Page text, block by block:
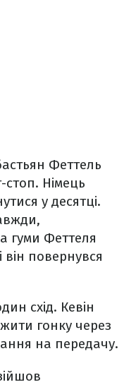
Феттель
стоп. Німець
у десятці.
гуми Феттеля
повернувся
схід. Кевін
гонку через
на передачу.